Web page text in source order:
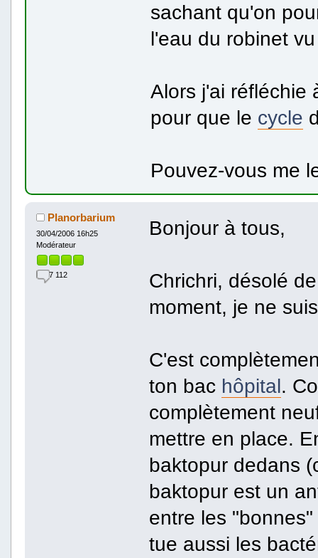
sachant qu'on
l'eau du robinet
Alors j'ai réfléchie
pour que le cycle
Pouvez-vous me
Planorbarium
30/04/2006 16h25
Modérateur
7 112
Bonjour à tous,
Chrichri, désolé
moment, je ne
C'est
ton bac hôpital.
complètement
mettre en place.
baktopur dedans
baktopur est un
entre les
tue aussi les